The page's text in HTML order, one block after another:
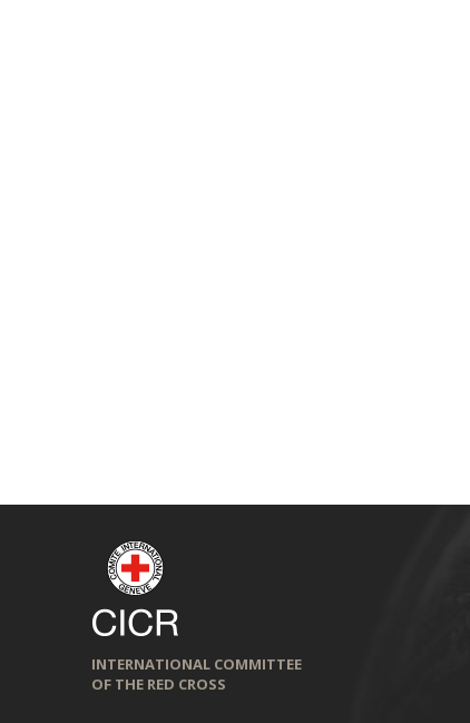
INTERNATIONAL COMMITTEE
OF THE RED CROSS